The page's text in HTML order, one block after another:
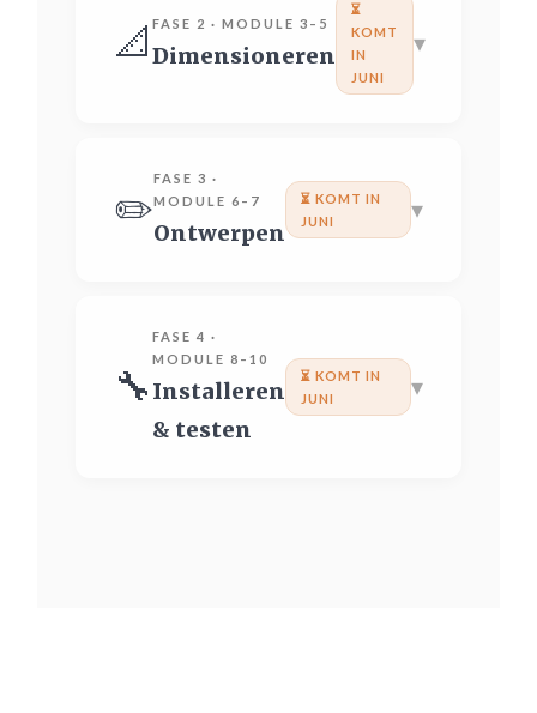
📐 FASE 2 · MODULE 3–5
Dimensioneren
⏳
KOMT
IN
JUNI
▾
✏️
FASE 3 ·
MODULE 6–7
Ontwerpen
⏳ KOMT IN
JUNI
▾
🔧
FASE 4 ·
MODULE 8–10
Installeren
& testen
⏳ KOMT IN
JUNI
▾